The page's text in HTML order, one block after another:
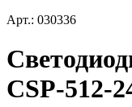
Арт.: 030336
CSP-512-